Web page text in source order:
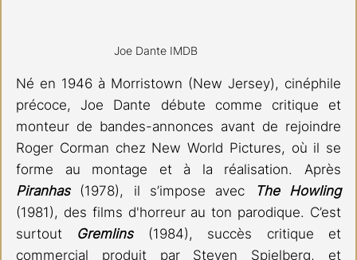
Joe Dante IMDB
Né en 1946 à Morristown (New Jersey), cinéphile
précoce, Joe Dante débute comme critique et
monteur de bandes-annonces avant de rejoindre
Roger Corman chez New World Pictures, où il se
Piranhas (1978), il s’impose avec
The Howling
(1981), des films d'horreur au ton parodique. C’est
surtout Gremlins (1984), succès critique et